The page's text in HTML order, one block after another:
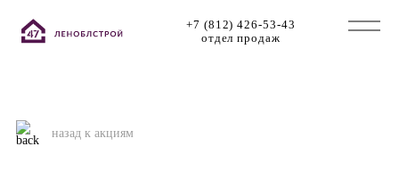
+7 (812) 426-53-43
отдел продаж
назад к акциям